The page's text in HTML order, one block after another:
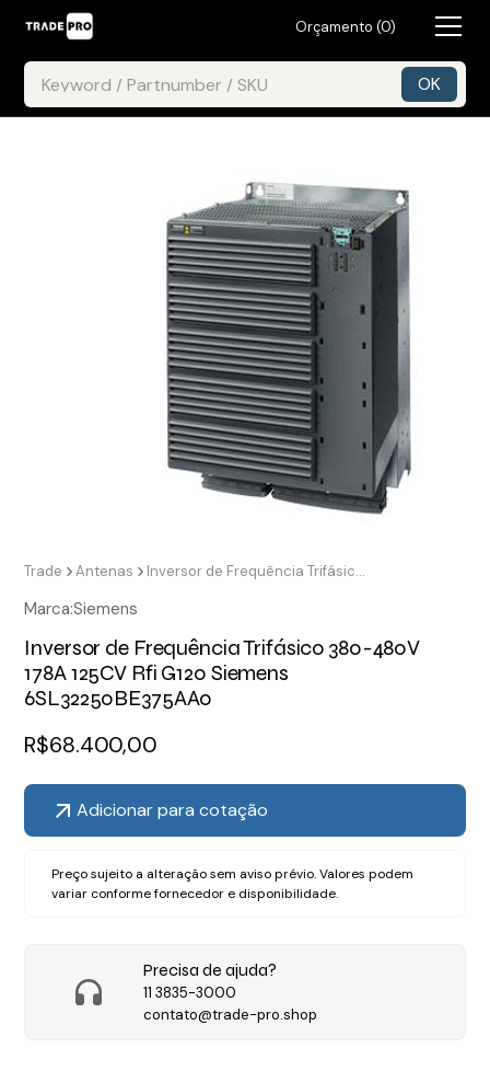
Orçamento (0)
Trade Antenas Inversor de Frequência Trifásico 380-480V 178A 125CV Rfi G120 Siemens 6SL32250BE375AA0
Marca:Siemens
Inversor de Frequência Trifásico 380-480V
178A 125CV Rfi G120 Siemens
6SL32250BE375AA0
R$68.400,00
Adicionar para cotação
Preço sujeito a alteração sem aviso prévio. Valores podem
variar conforme fornecedor e disponibilidade.
Precisa de ajuda?
11 3835-3000
contato@trade-pro.shop